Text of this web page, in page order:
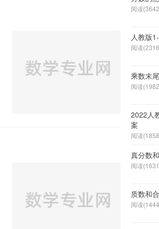
阅读
人教版
阅读
乘数末
阅读
2022人
案
阅读
真分数
阅读
质数和
阅读